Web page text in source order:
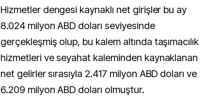
Hizmetler dengesi kaynaklı net girişler bu ay
8.024 milyon ABD doları seviyesinde
gerçekleşmiş olup, bu kalem altında taşımacılık
hizmetleri ve seyahat kaleminden kaynaklanan
net gelirler sırasıyla 2.417 milyon ABD doları ve
6.209 milyon ABD doları olmuştur.